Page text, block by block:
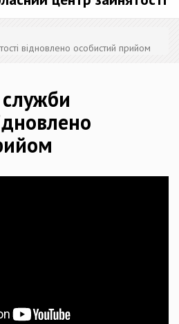
відновлено особистий прийом